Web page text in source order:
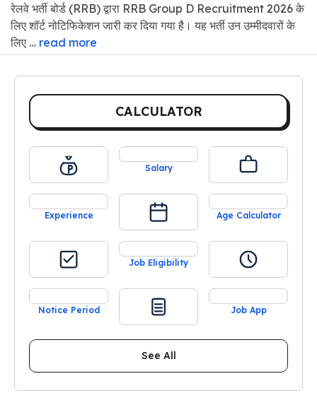
रेलवे भर्ती बोर्ड (RRB) द्वारा RRB Group D Recruitment 2026 के
लिए शॉर्ट नोटिफिकेशन जारी कर दिया गया है। यह भर्ती उन उम्मीदवारों के
लिए … read more
CALCULATOR
Salary
Experience Age Calculator
Job Eligibility
Notice Period Job App
See All